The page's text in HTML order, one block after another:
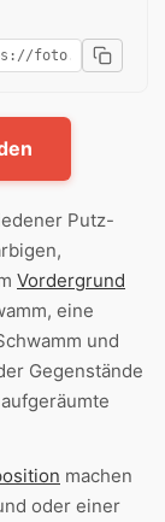
Putz-
Vordergrund
eine
und
Gegenstände
machen
oder einer